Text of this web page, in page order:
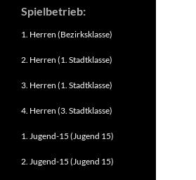
Spielbetrieb:
1. Herren (Bezirksklasse)
2. Herren (1. Stadtklasse)
3. Herren (1. Stadtklasse)
4. Herren (3. Stadtklasse)
1. Jugend-15 (Jugend 15)
2. Jugend-15 (Jugend 15)